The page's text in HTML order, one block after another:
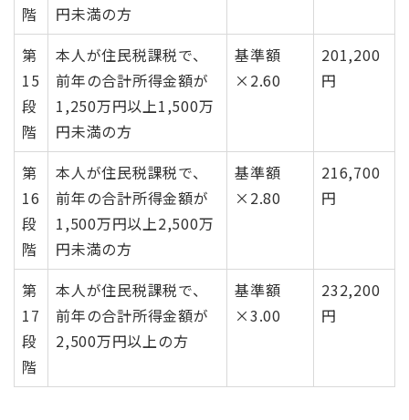
階
円未満の方
第
15
段
階
本人が住民税課税で、
前年の合計所得金額が
1,250万円以上1,500万
円未満の方
基準額
×2.60
201,200
円
第
16
段
階
本人が住民税課税で、
前年の合計所得金額が
1,500万円以上2,500万
円未満の方
基準額
×2.80
216,700
円
第
17
段
階
本人が住民税課税で、
前年の合計所得金額が
2,500万円以上の方
基準額
×3.00
232,200
円